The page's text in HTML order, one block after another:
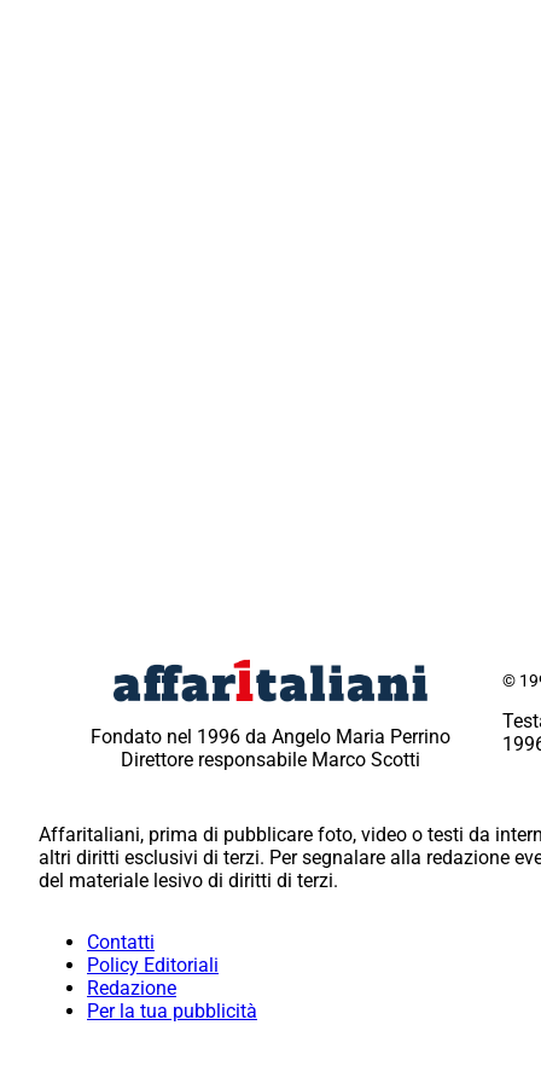
Fondato nel 1996 da Angelo Maria Perrino
Direttore responsabile Marco Scotti
©
Affaritaliani, prima di pubblicare foto, video o testi da
altri diritti esclusivi di terzi. Per segnalare alla redazione
del materiale lesivo di diritti di terzi.
Contatti
Policy Editoriali
Redazione
Per la tua pubblicità